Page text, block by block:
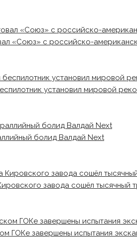
«Союз» с российско-
установил мировой
болид Валдай Next
завода сошёл тысячный
ГОКе завершены испытания